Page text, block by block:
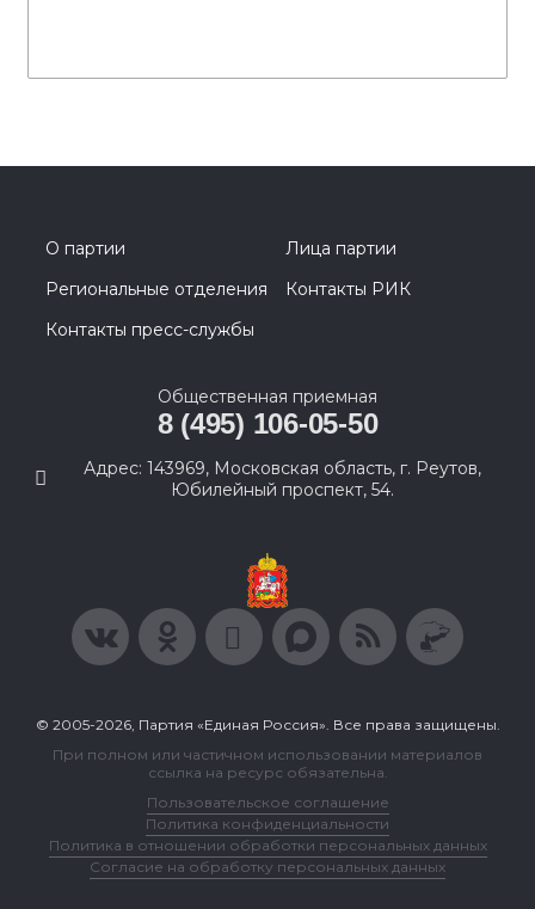
О партии
Лица партии
Региональные отделения
Контакты РИК
Контакты пресс-службы
Общественная приемная
8 (495) 106-05-50
Адрес: 143969, Московская область, г. Реутов,
Юбилейный проспект, 54.
© 2005-2026, Партия «Единая Россия». Все права защищены.
При полном или частичном использовании материалов
ссылка на ресурс обязательна.
Пользовательское соглашение
Политика конфиденциальности
Политика в отношении обработки персональных данных
Согласие на обработку персональных данных